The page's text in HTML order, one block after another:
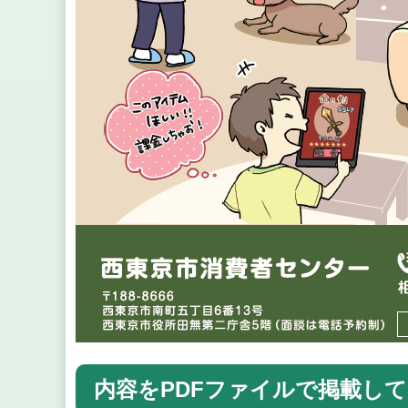
内容をPDFファイルで掲載し